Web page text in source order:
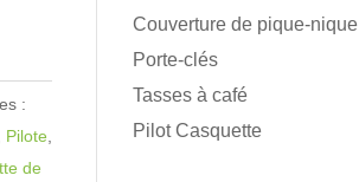
:
Pilote
de
Couverture de pique-nique
Porte-clés
Tasses à café
Pilot Casquette